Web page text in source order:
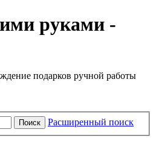
руками -
подарков ручной работы
Поиск Расширенный поиск